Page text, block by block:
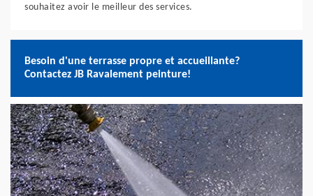
souhaitez avoir le meilleur des services.
Besoin d'une terrasse propre et accueillante?
Contactez JB Ravalement peinture!